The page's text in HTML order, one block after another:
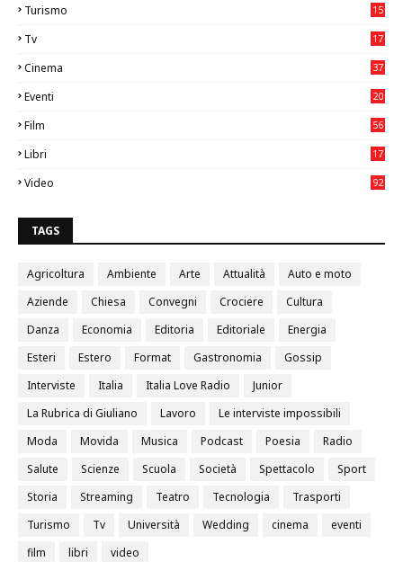
Turismo
15
Tv
17
Cinema
37
Eventi
20
Film
56
Libri
17
Video
92
TAGS
Agricoltura Ambiente Arte Attualità
Auto e moto
Aziende
Chiesa Convegni Crociere
Cultura
Danza
Economia Editoria Editoriale
Energia
Esteri
Estero Format Gastronomia
Gossip
Interviste
Italia Italia Love Radio
Junior
La Rubrica di Giuliano
Lavoro
Le interviste impossibili
Moda
Movida Musica Podcast Poesia
Radio
Salute
Scienze Scuola Società Spettacolo
Sport
Storia
Streaming Teatro Tecnologia
Trasporti
Turismo
Tv Università Wedding cinema
eventi
film
libri video